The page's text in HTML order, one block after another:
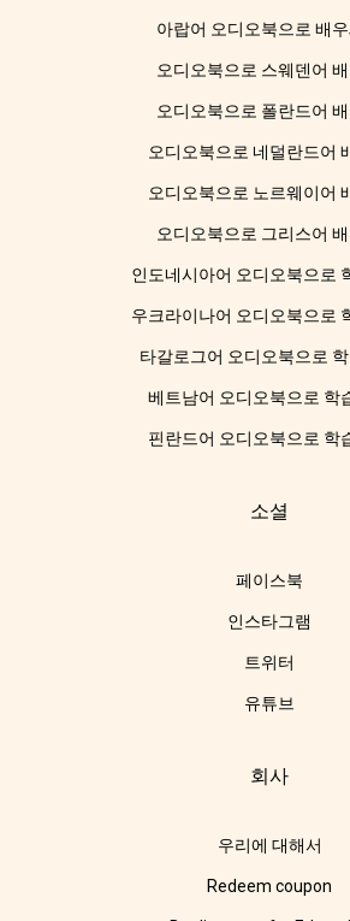
아랍어 오디오북으로 배
오디오북으로 스웨덴어
오디오북으로 폴란드어
오디오북으로 네덜란드어
오디오북으로 노르웨이어
오디오북으로 그리스어
인도네시아어 오디오북으로
우크라이나어 오디오북으로
타갈로그어 오디오북으로
베트남어 오디오북으로 학
핀란드어 오디오북으로 학
소셜
페이스북
인스타그램
트위터
유튜브
회사
우리에 대해서
Redeem coupon